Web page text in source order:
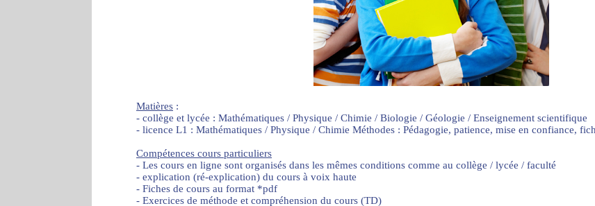
Matières :
- collège et lycée : Mathématiques / Physique / Chimie / Biologie / Géologie / Enseignement scientifique
- licence L1 : Mathématiques / Physique / Chimie Méthodes : Pédagogie, patience, mise en confiance,
Compétences cours particuliers
- Les cours en ligne sont organisés dans les mêmes conditions comme au collège / lycée / faculté
- explication (ré-explication) du cours à voix haute
- Fiches de cours au format *pdf
- Exercices de méthode et compréhension du cours (TD)